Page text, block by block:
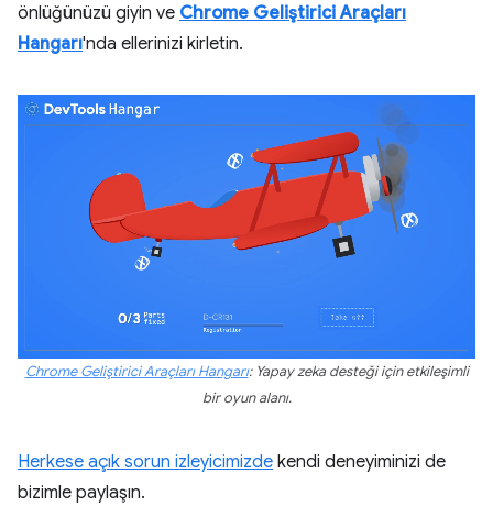
önlüğünüzü giyin ve Chrome Geliştirici Araçları
Hangarı'nda ellerinizi kirletin.
Chrome Geliştirici Araçları Hangarı: Yapay zeka desteği için etkileşimli
bir oyun alanı.
Herkese açık sorun izleyicimizde kendi deneyiminizi de
bizimle paylaşın.